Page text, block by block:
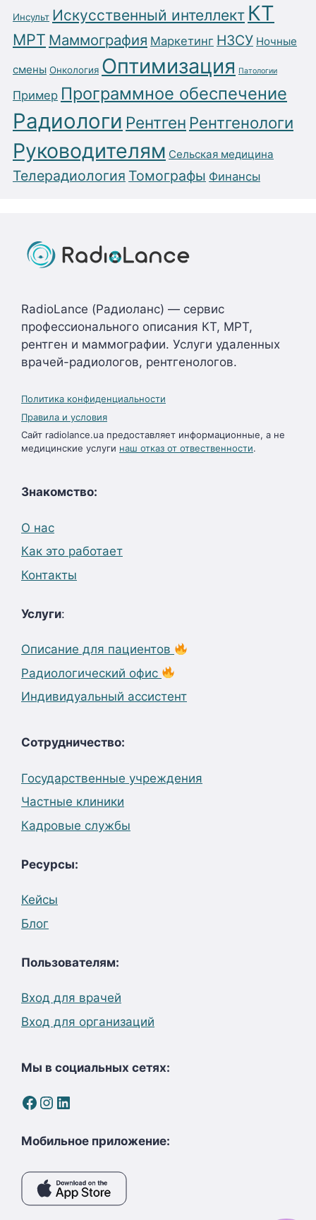
Инсульт Искусственный интеллект КТ
МРТ Маммография Маркетинг НЗСУ Ночные
смены Онкология Оптимизация Патологии
Пример Программное обеспечение
Радиологи Рентген Рентгенологи
Руководителям Сельская медицина
Телерадиология Томографы Финансы
RadioLance (Радиоланс) — сервис
профессионального описания КТ, МРТ,
рентген и маммографии. Услуги удаленных
врачей-радиологов, рентгенологов.
Политика конфиденциальности
Правила и условия
Сайт radiolance.ua предоставляет информационные, а не
медицинские услуги наш отказ от отвественности.
Знакомство:
О нас
Как это работает
Контакты
Услуги:
Описание для пациентов
Радиологический офис
Индивидуальный ассистент
Сотрудничество:
Государственные учреждения
Частные клиники
Кадровые службы
Ресурсы:
Кейсы
Блог
Пользователям:
Вход для врачей
Вход для организаций
Мы в социальных сетях:
Facebook
Instagram
LinkedIn
Мобильное приложение: